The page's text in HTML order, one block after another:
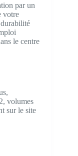
par un
votre
le centre
volumes
sur le site